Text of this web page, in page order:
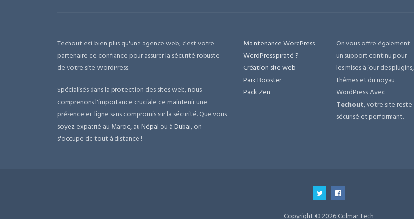
Techout est bien plus qu'une agence web, c'est votre
partenaire de confiance pour assurer la sécurité robuste
de votre site WordPress.
Spécialisés dans la protection des sites web, nous
comprenons l'importance cruciale de maintenir une
présence en ligne sans compromis sur la sécurité. Que vous
soyez expatrié au Maroc, auNépal ou àDubai, on
s'occupe de tout à distance !
Maintenance WordPress
WordPress piraté ?
Création site web
Park Booster
Pack Zen
On vous offre également
un support continu pour
les mises à jour des plugins,
thèmes et du noyau
WordPress. Avec
Techout, votre site reste
sécurisé et performant.
Copyright © 2026 Colmar Tech